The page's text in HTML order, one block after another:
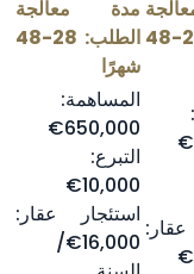
الطلب: 28-48
مدة معالجة
الطلب: 28-48
شهرًا
المساهمة:
650,000€
التبرع:
10,000€
استئجار عقار:
16,000€/